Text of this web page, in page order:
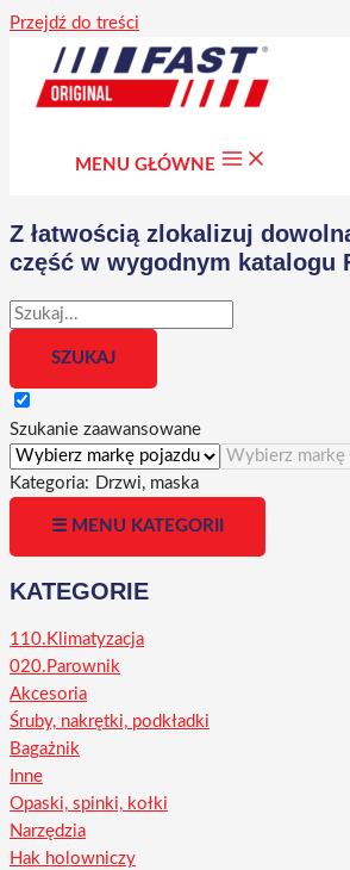
Przejdź do treści
MENU GŁÓWNE
Z łatwością zlokalizuj
część w wygodnym katalogu
Szukanie zaawansowane
Kategoria: Drzwi, maska
☰ MENU KATEGORII
KATEGORIE
110.Klimatyzacja
020.Parownik
Akcesoria
Śruby, nakrętki, podkładki
Bagażnik
Inne
Opaski, spinki, kołki
Narzędzia
Hak holowniczy